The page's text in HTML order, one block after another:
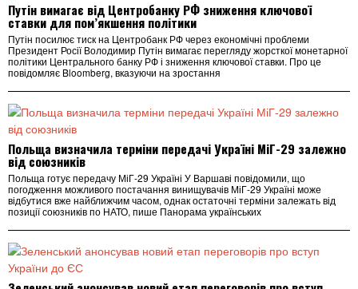
Путін вимагає від Центробанку РФ зниження ключової
ставки для пом’якшення політики
Путін посилює тиск на Центробанк РФ через економічні проблеми
Президент Росії Володимир Путін вимагає перегляду жорсткої монетарної
політики Центрального банку РФ і зниження ключової ставки. Про це
повідомляє Bloomberg, вказуючи на зростання
Польща визначила терміни передачі Україні МіГ-29 залежно
від союзників
Польща готує передачу МіГ-29 Україні У Варшаві повідомили, що
погодження можливого постачання винищувачів МіГ-29 Україні може
відбутися вже найближчим часом, однак остаточні терміни залежать від
позиції союзників по НАТО, пише Панорама українських